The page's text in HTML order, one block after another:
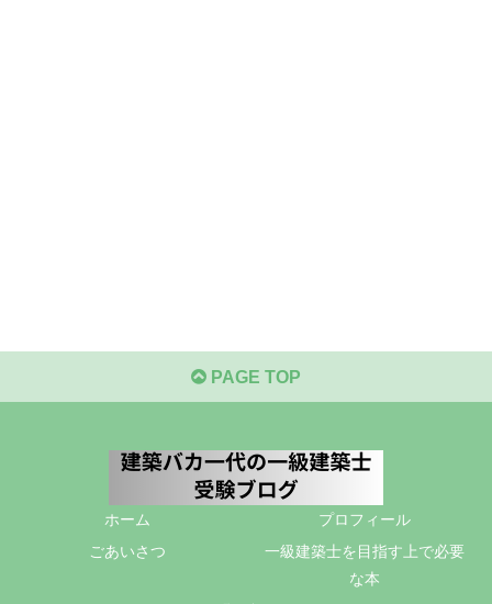
PAGE TOP
ホーム
プロフィール
ごあいさつ
一級建築士を目指す上で必要
な本